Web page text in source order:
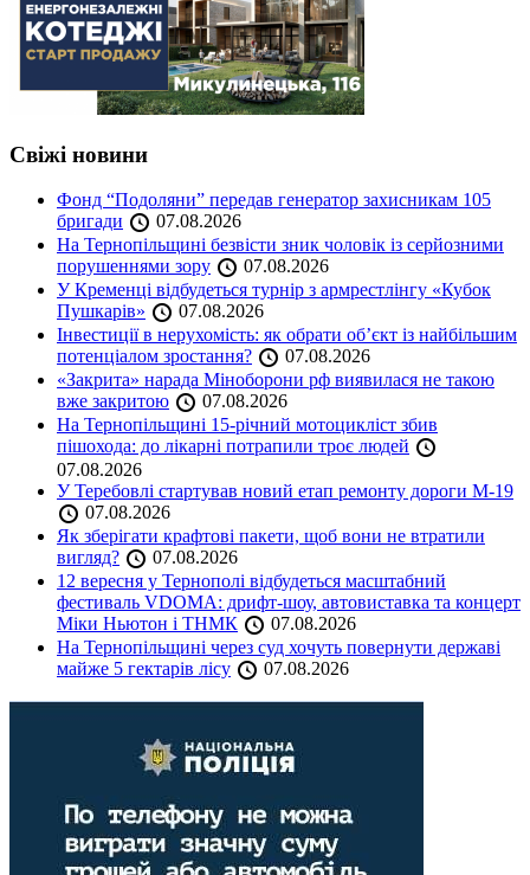
Свіжі новини
Фонд “Подоляни” передав генератор захисникам 105
бригади
07.08.2026
На Тернопільщині безвісти зник чоловік із серйозними
порушеннями зору
07.08.2026
У Кременці відбудеться турнір з армрестлінгу «Кубок
Пушкарів»
07.08.2026
Інвестиції в нерухомість: як обрати об’єкт із найбільшим
потенціалом зростання?
07.08.2026
«Закрита» нарада Міноборони рф виявилася не такою
вже закритою
07.08.2026
На Тернопільщині 15-річний мотоцикліст збив
пішохода: до лікарні потрапили троє людей
07.08.2026
У Теребовлі стартував новий етап ремонту дороги М-19
07.08.2026
Як зберігати крафтові пакети, щоб вони не втратили
вигляд?
07.08.2026
12 вересня у Тернополі відбудеться масштабний
фестиваль VDOMA: дрифт-шоу, автовиставка та концерт
Міки Ньютон і ТНМК
07.08.2026
На Тернопільщині через суд хочуть повернути державі
майже 5 гектарів лісу
07.08.2026